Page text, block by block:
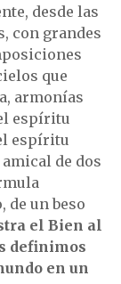
desde las
con grandes
que
armonías
espíritu
espíritu
de dos
de un beso
el Bien al
definimos
en un